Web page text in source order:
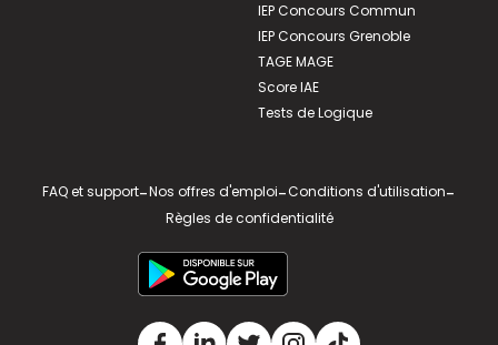
IEP Concours Commun
IEP Concours Grenoble
TAGE MAGE
Score IAE
Tests de Logique
FAQ et support-Nos offres d'emploi-Conditions d'utilisation-
Règles de confidentialité